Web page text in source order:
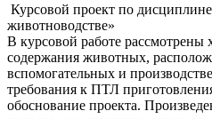
Курсовой проект по
животноводстве»
В курсовой работе рассмотрены
содержания животных,
вспомогательных и
требования к ПТЛ
обоснование проекта.